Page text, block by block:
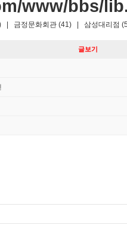
www/bbs/
금정문화회관 (41)
삼성대리점
글보기